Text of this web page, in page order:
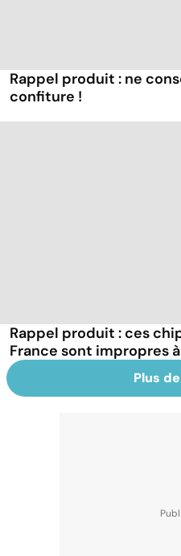
Rappel produit : ne
confiture !
Rappel produit : ces
France sont impropres
Plus